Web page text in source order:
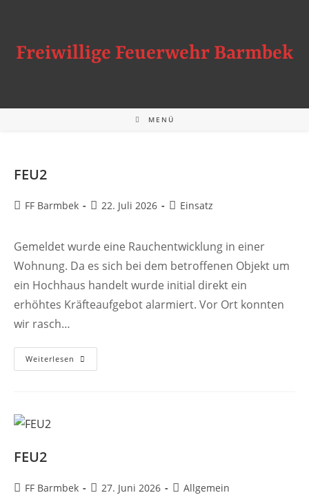
springen
Freiwillige Feuerwehr Barmbek
MENÜ
FEU2
Beitrags-
FF Barmbek
Beitrag
22. Juli 2026
Beitrags-
Einsatz
Gemeldet wurde eine Rauchentwicklung in einer
Wohnung. Da es sich bei dem betroffenen Objekt um
ein Hochhaus handelt wurde initial direkt ein
erhöhtes Kräfteaufgebot alarmiert. Vor Ort konnten
wir rasch…
Weiterlesen
FEU2
Beitrags-
FF Barmbek
Beitrag
27. Juni 2026
Beitrags-
Allgemein